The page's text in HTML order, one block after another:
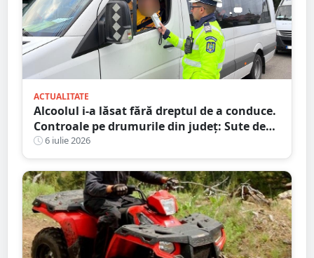
ACTUALITATE
Alcoolul i-a lăsat fără dreptul de a conduce.
Controale pe drumurile din județ: Sute de
amenzi și zeci de șoferi lăsați fără permise
6 iulie 2026